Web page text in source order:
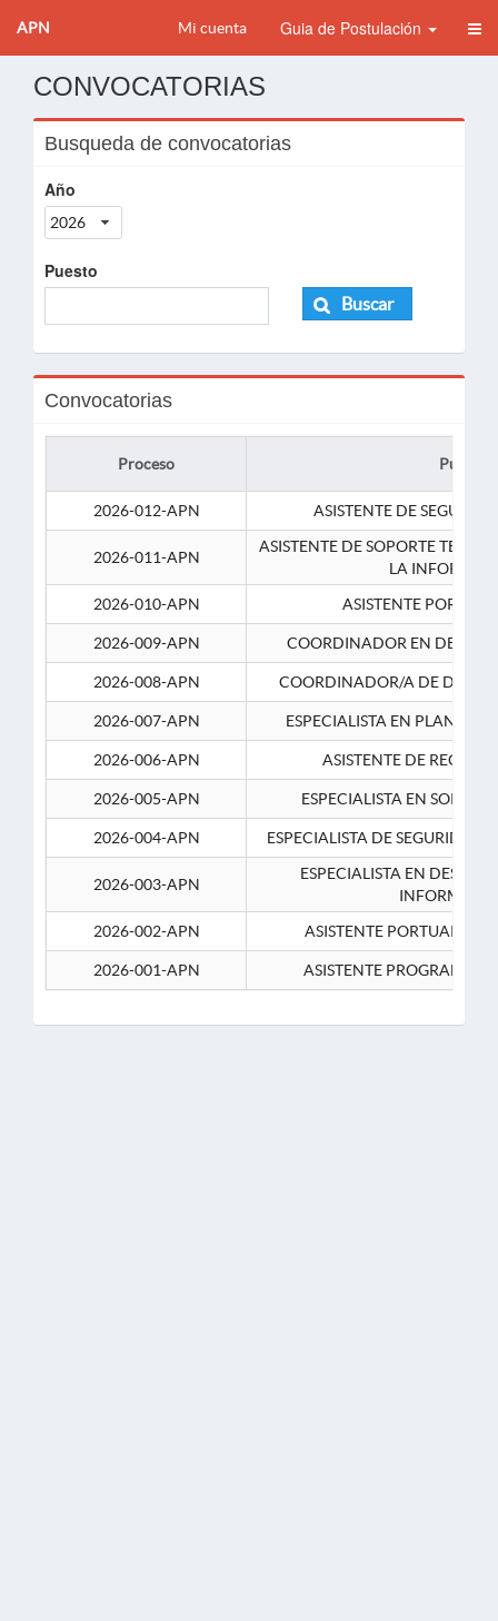
APN Mi cuenta Guia de Postulación
CONVOCATORIAS
Busqueda de convocatorias
Año
2026
Puesto
Buscar
Convocatorias
Proceso Puesto
2026-012-APN ASISTENTE DE
2026-011-APN
ASISTENTE DE SOPORTE
LA
2026-010-APN
ASISTENTE
2026-009-APN COORDINADOR EN
2026-008-APN COORDINADOR/A DE
2026-007-APN ESPECIALISTA EN
2026-006-APN ASISTENTE DE
2026-005-APN ESPECIALISTA EN
2026-004-APN ESPECIALISTA DE SEGURIDAD
2026-003-APN
ESPECIALISTA EN
2026-002-APN
ASISTENTE PORTUARIO 2-
2026-001-APN ASISTENTE